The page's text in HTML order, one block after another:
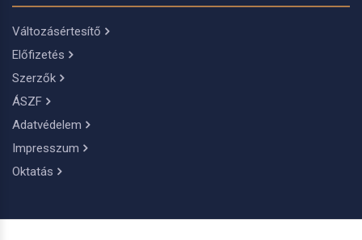
Változásértesítő
Előfizetés
Szerzők
ÁSZF
Adatvédelem
Impresszum
Oktatás